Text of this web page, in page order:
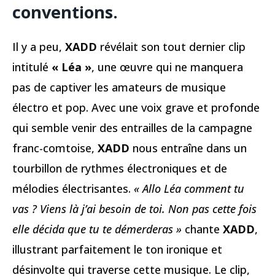
conventions.
Il y a peu, XADD révélait son tout dernier clip
intitulé « Léa », une œuvre qui ne manquera
pas de captiver les amateurs de musique
électro et pop. Avec une voix grave et profonde
qui semble venir des entrailles de la campagne
franc-comtoise, XADD nous entraîne dans un
tourbillon de rythmes électroniques et de
mélodies électrisantes. « Allo Léa comment tu
vas ? Viens là j’ai besoin de toi. Non pas cette fois
elle décida que tu te démerderas » chante XADD,
illustrant parfaitement le ton ironique et
désinvolte qui traverse cette musique. Le clip,